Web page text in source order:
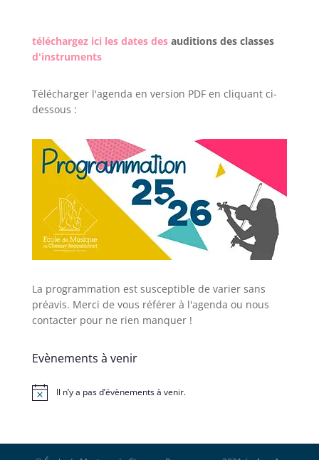
téléchargez ici les dates des auditions des classes
d'instruments
Télécharger l'agenda en version PDF en cliquant ci-
dessous :
La programmation est susceptible de varier sans
préavis. Merci de vous référer à l'agenda ou nous
contacter pour ne rien manquer !
Evènements à venir
Notice Il n’y a pas d’évènements à venir.